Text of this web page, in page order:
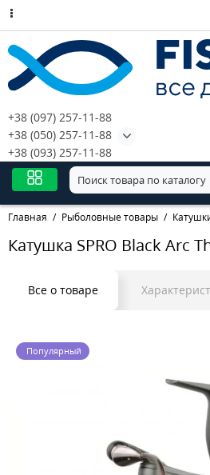
+38 (097) 257-11-88
+38 (050) 257-11-88
+38 (093) 257-11-88
Главная Рыболовные товары
Катушка SPRO Black Arc
Все о товаре
Популярный